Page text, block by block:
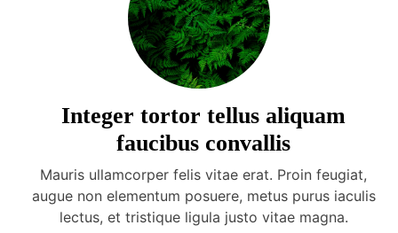
Integer tortor tellus aliquam
faucibus convallis
Mauris ullamcorper felis vitae erat. Proin feugiat,
augue non elementum posuere, metus purus iaculis
lectus, et tristique ligula justo vitae magna.